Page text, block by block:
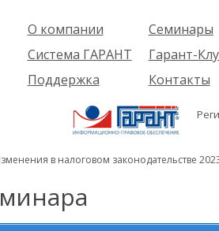
О компании
Компания
Проекты
Партнеры
Вакансии
Реквизиты
Информация
Система ГАРАНТ
О системе
решения
Комплекты
Новинки
Поддержка
Пользователям
Будущим
пользователям
Семинары
Об услуге
семинары
Гарант-
Контакты
в налоговом законодательстве